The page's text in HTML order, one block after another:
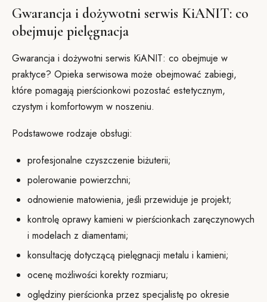
Gwarancja i dożywotni serwis KiANIT: co
obejmuje pielęgnacja
Gwarancja i dożywotni serwis KiANIT: co obejmuje w
praktyce? Opieka serwisowa może obejmować zabiegi,
które pomagają pierścionkowi pozostać estetycznym,
czystym i komfortowym w noszeniu.
Podstawowe rodzaje obsługi:
profesjonalne czyszczenie biżuterii;
polerowanie powierzchni;
odnowienie matowienia, jeśli przewiduje je projekt;
kontrolę oprawy kamieni w pierścionkach zaręczynowych
i modelach z diamentami;
konsultację dotyczącą pielęgnacji metalu i kamieni;
ocenę możliwości korekty rozmiaru;
oględziny pierścionka przez specjalistę po okresie